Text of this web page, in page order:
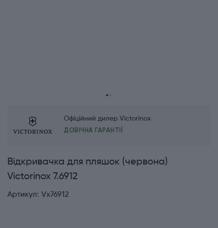
Офіційний дилер Victorinox
ДОВІЧНА ГАРАНТІЇ
Відкривачка для пляшок (червона)
Victorinox 7.6912
Артикул: Vx76912